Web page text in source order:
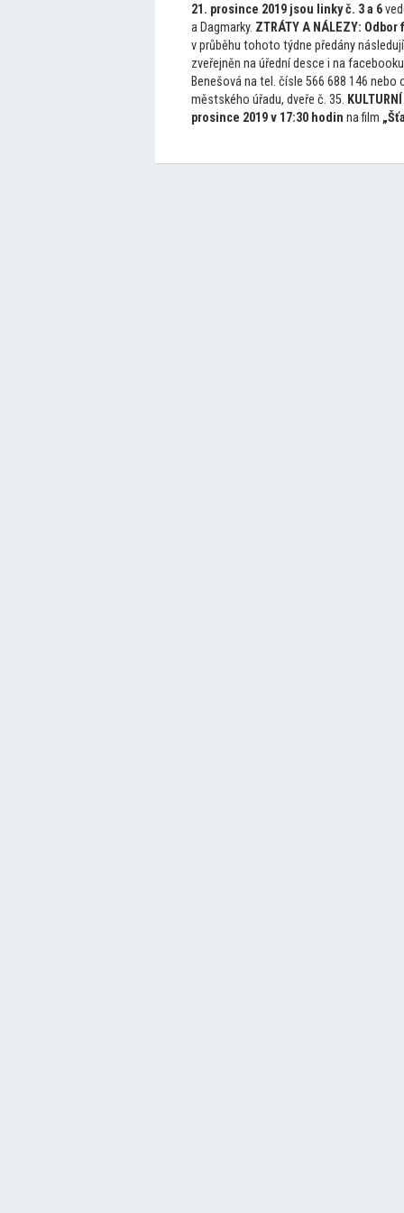
21. prosince 2019 jsou linky č. 3 a 6
a Dagmarky. ZTRÁTY A NÁLEZY: Odbor
v průběhu tohoto týdne předány
zveřejněn na úřední desce i na
Benešová na tel. čísle 566 688 146
městského úřadu, dveře č. 35.
prosince 2019 v 17:30 hodin na film